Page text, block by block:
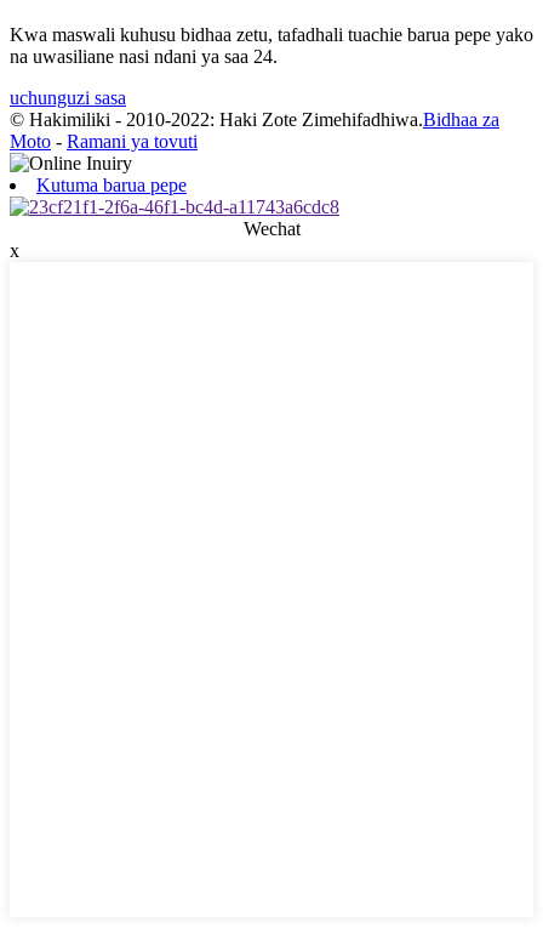
Kwa maswali kuhusu bidhaa zetu, tafadhali tuachie barua pepe yako
na uwasiliane nasi ndani ya saa 24.
uchunguzi sasa
© Hakimiliki - 2010-2022: Haki Zote Zimehifadhiwa.Bidhaa za
Moto - Ramani ya tovuti
Kutuma barua pepe
Wechat
x